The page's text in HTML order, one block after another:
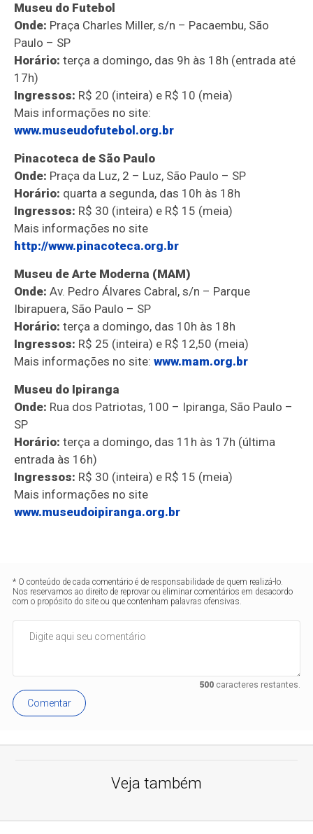
Museu do Futebol
Onde: Praça Charles Miller, s/n – Pacaembu, São
Paulo – SP
Horário: terça a domingo, das 9h às 18h (entrada até
17h)
Ingressos: R$ 20 (inteira) e R$ 10 (meia)
Mais informações no site:
www.museudofutebol.org.br
Pinacoteca de São Paulo
Onde: Praça da Luz, 2 – Luz, São Paulo – SP
Horário: quarta a segunda, das 10h às 18h
Ingressos: R$ 30 (inteira) e R$ 15 (meia)
Mais informações no site
http://www.pinacoteca.org.br
Museu de Arte Moderna (MAM)
Onde:Av. Pedro Álvares Cabral, s/n – Parque
Ibirapuera, São Paulo – SP
Horário: terça a domingo, das 10h às 18h
Ingressos: R$ 25 (inteira) e R$ 12,50 (meia)
Mais informações no site:www.mam.org.br
Museu do Ipiranga
Onde: Rua dos Patriotas, 100 – Ipiranga, São Paulo –
SP
Horário: terça a domingo, das 11h às 17h (última
entrada às 16h)
Ingressos: R$ 30 (inteira) e R$ 15 (meia)
Mais informações no site
www.museudoipiranga.org.br
* O conteúdo de cada comentário é de responsabilidade de quem realizá-lo.
Nos reservamos ao direito de reprovar ou eliminar comentários em desacordo
com o propósito do site ou que contenham palavras ofensivas.
500caracteres restantes.
Comentar
Veja também